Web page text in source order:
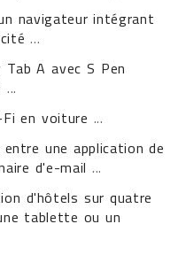
navigateur intégrant
...
Tab A avec S Pen
...
en voiture ...
une application de
d'e-mail ...
d'hôtels sur quatre
tablette ou un